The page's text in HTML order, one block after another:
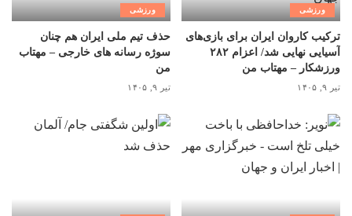
ورزشی
ترکیب کاروان ایران برای بازی‌های
آسیایی نهایی شد/ اعزام ۲۸۲
ورزشکار – مهتاب من
تیر ۹, ۱۴۰۵
ورزشی
حذف تیم ملی ایران هم چنان
سوژه رسانه های خارجی – مهتاب
من
تیر ۹, ۱۴۰۵